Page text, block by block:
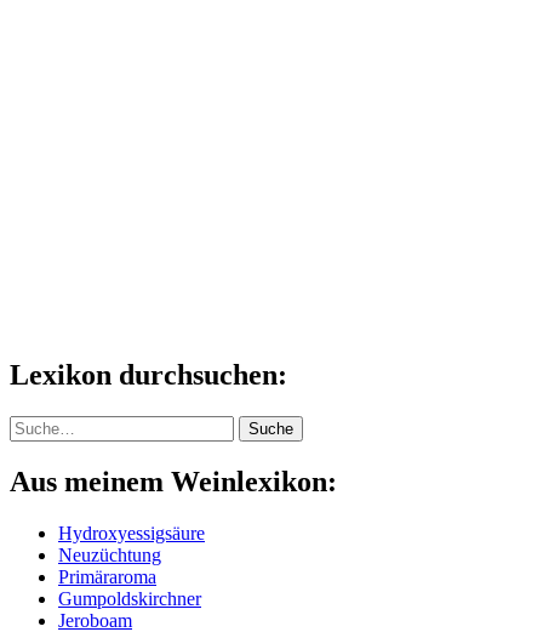
Lexikon durchsuchen:
Suche Suche
Aus meinem Weinlexikon:
Hydroxyessigsäure
Neuzüchtung
Primäraroma
Gumpoldskirchner
Jeroboam